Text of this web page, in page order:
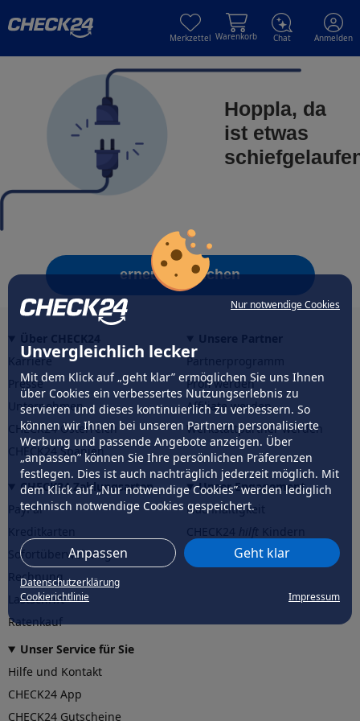
Nur notwendige Cookies
Unvergleichlich lecker
Mit dem Klick auf „geht klar” ermöglichen Sie uns Ihnen
über Cookies ein verbessertes Nutzungserlebnis zu
servieren und dieses kontinuierlich zu verbessern. So
können wir Ihnen bei unseren Partnern personalisierte
Werbung und passende Angebote anzeigen. Über
„anpassen” können Sie Ihre persönlichen Präferenzen
festlegen. Dies ist auch nachträglich jederzeit möglich. Mit
dem Klick auf „Nur notwendige Cookies” werden lediglich
technisch notwendige Cookies gespeichert.
Anpassen Geht klar
Datenschutzerklärung
Cookierichtlinie
Impressum
Merkzettel Warenkorb Chat Anmelden
Hoppla, da
ist etwas
erneut versuchen
Karriere
Presse
Unternehmen
CHECK24 Österreich
CHECK24 Spanien
Partnerprogramm
Profi werden
Affiliate werden
Werkstattpartner werden
CHECK24 Zahlungsarten
PayPal
Sofortüberweisung
Rechnung
Lastschrift
Ratenkauf
Unser Engagement
Nachhaltigkeit
CHECK24hilftder Natur
Unser Service für Sie
Hilfe und Kontakt
CHECK24 App
CHECK24 Gutscheine